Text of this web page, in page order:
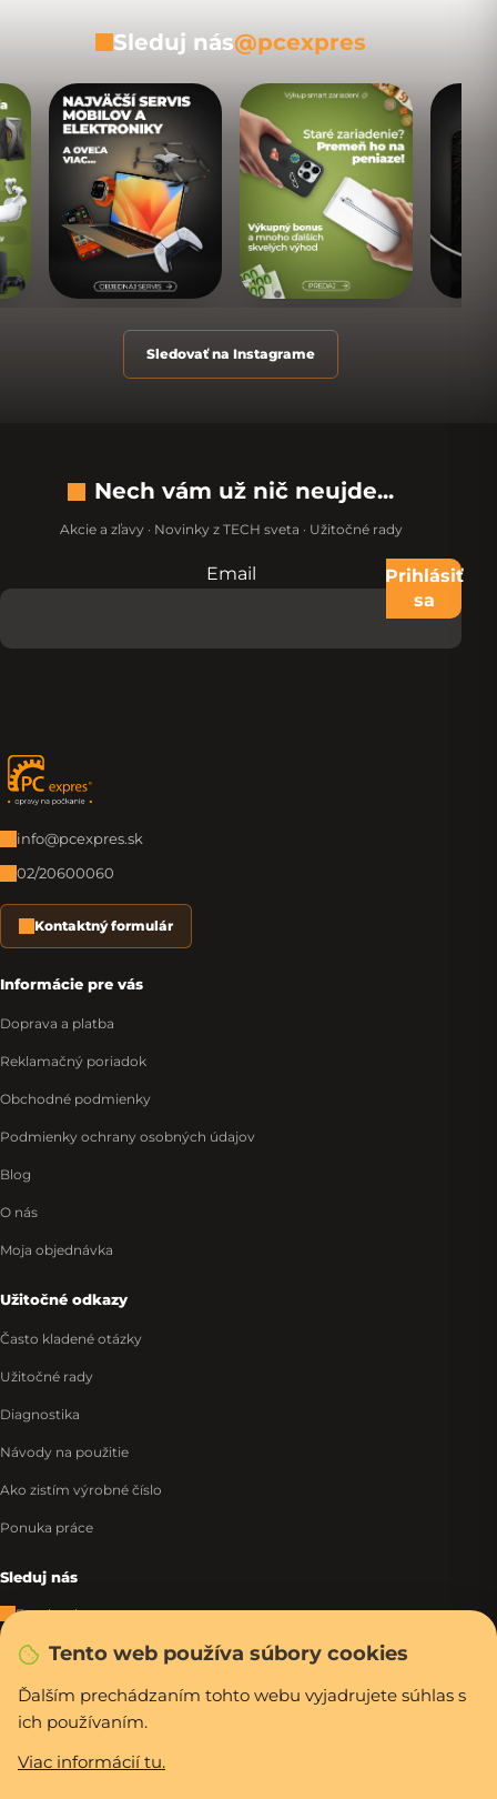
Tento web používa súbory cookies
Ďalším prechádzaním tohto webu vyjadrujete súhlas s
ich používaním.
Viac informácií tu.
Sleduj nás@pcexpres
Sledovať na Instagrame
Nech vám už nič neujde...
Akcie a zľavy · Novinky z TECH sveta · Užitočné rady
Nevypĺňajte toto pole:
Email
Prihlásiť
sa
Zápätie
info@pcexpres.sk
02/20600060
Kontaktný formulár
Informácie pre vás
Doprava a platba
Reklamačný poriadok
Obchodné podmienky
Podmienky ochrany osobných údajov
Blog
O nás
Moja objednávka
Užitočné odkazy
Často kladené otázky
Užitočné rady
Diagnostika
Návody na použitie
Ako zistím výrobné číslo
Ponuka práce
Sleduj nás
Facebook
Instagram
Tiktok
WhatsApp